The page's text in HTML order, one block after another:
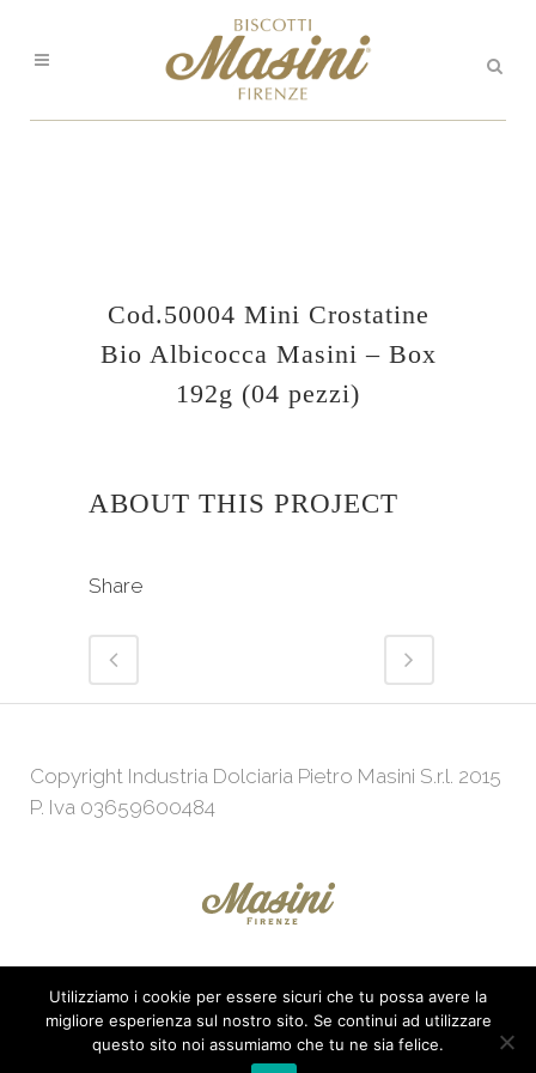
Cod.50004 Mini Crostatine
Bio Albicocca Masini – Box
192g (04 pezzi)
ABOUT THIS PROJECT
Share
Copyright Industria Dolciaria Pietro Masini S.r.l. 2015
P. Iva 03659600484
Powered byWeb Agency KeepUp
Utilizziamo i cookie per essere sicuri che tu possa avere la
migliore esperienza sul nostro sito. Se continui ad utilizzare
questo sito noi assumiamo che tu ne sia felice.